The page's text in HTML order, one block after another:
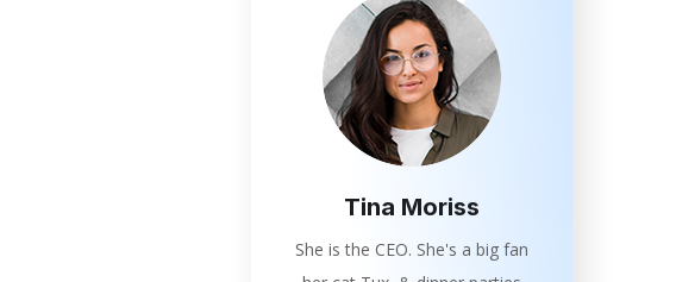
Tina Moriss
She is the CEO. She's a big fan